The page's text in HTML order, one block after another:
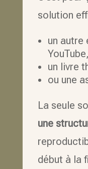
solution
un autre
YouTube,
un livre
ou une
La seule
une
début à la